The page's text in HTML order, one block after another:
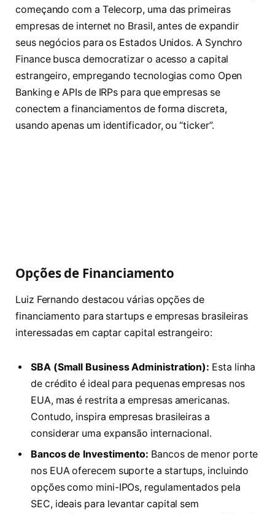
começando com a Telecorp, uma das primeiras
empresas de internet no Brasil, antes de expandir
seus negócios para os Estados Unidos. A Synchro
Finance busca democratizar o acesso a capital
estrangeiro, empregando tecnologias como Open
Banking e APIs de IRPs para que empresas se
conectem a financiamentos de forma discreta,
usando apenas um identificador, ou “ticker”.
Opções de Financiamento
Luiz Fernando destacou várias opções de
financiamento para startups e empresas brasileiras
interessadas em captar capital estrangeiro:
SBA (Small Business Administration): Esta linha
de crédito é ideal para pequenas empresas nos
EUA, mas é restrita a empresas americanas.
Contudo, inspira empresas brasileiras a
considerar uma expansão internacional.
Bancos de Investimento: Bancos de menor porte
nos EUA oferecem suporte a startups, incluindo
opções como mini-IPOs, regulamentados pela
SEC, ideais para levantar capital sem